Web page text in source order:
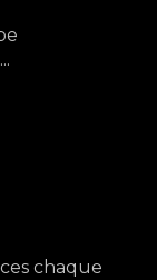
chaque